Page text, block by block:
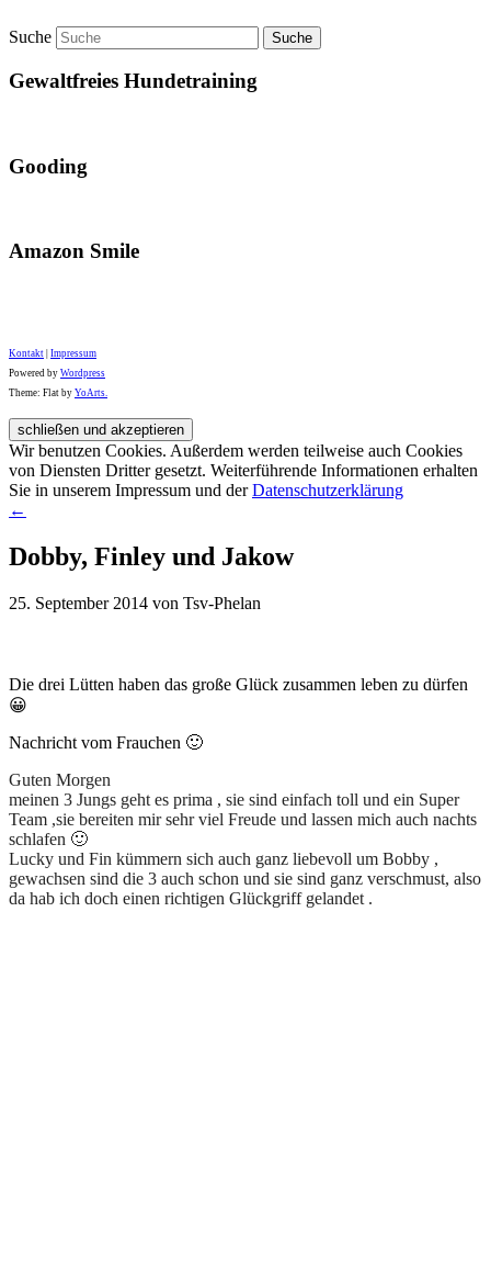
Suche
Gewaltfreies Hundetraining
Gooding
Amazon Smile
Kontakt Impressum
Powered by Wordpress
Theme: Flat by YoArts.
Wir benutzen Cookies. Außerdem werden teilweise auch Cookies
von Diensten Dritter gesetzt. Weiterführende Informationen erhalten
Sie in unserem Impressum und derDatenschutzerklärung
←
Dobby, Finley und Jakow
25. September 2014 von Tsv-Phelan
Die drei Lütten haben das große Glück zusammen leben zu dürfen
😀
Nachricht vom Frauchen 🙂
Guten Morgen
meinen 3 Jungs geht es prima , sie sind einfach toll und ein Super
Team ,sie bereiten mir sehr viel Freude und lassen mich auch nachts
schlafen 🙂
Lucky und Fin kümmern sich auch ganz liebevoll um Bobby ,
gewachsen sind die 3 auch schon und sie sind ganz verschmust, also
da hab ich doch einen richtigen Glückgriff gelandet .